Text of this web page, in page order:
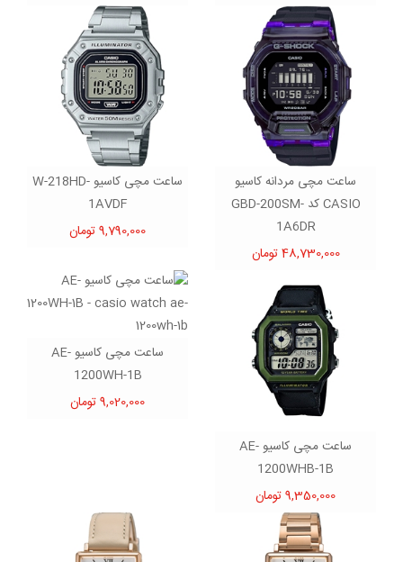
ساعت مچی مردانه کاسیو
CASIO کد GBD-200SM-
1A6DR
48,730,000 تومان
ساعت مچی کاسیو W-218HD-
1AVDF
9,790,000 تومان
ساعت مچی کاسیو AE-
1200WHB-1B
9,350,000 تومان
ساعت مچی کاسیو AE-
1200WH-1B
9,020,000 تومان